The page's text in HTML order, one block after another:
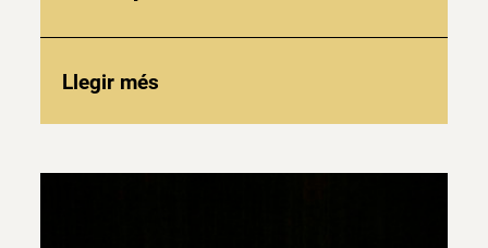
Llegir més